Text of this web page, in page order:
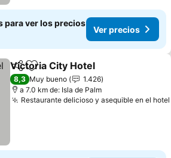
para ver los precios
Ver precios
CompartirAñadir a favoritos
Victoria City Hotel
8,3 Muy bueno
1.426
a 7.0 km de: Isla de Palm
Restaurante delicioso y asequible en el hotel